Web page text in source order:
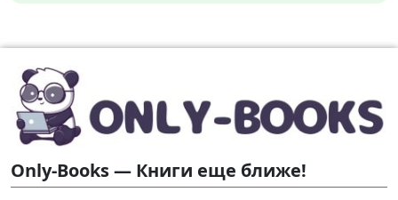
Only-Books — Книги еще ближе!